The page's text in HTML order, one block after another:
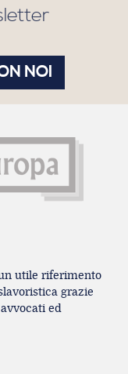
NOI
utile riferimento
grazie
ed